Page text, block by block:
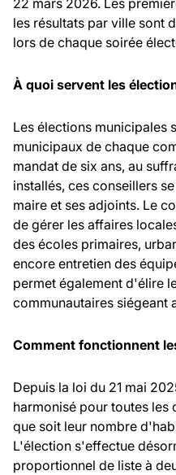
22 mars 2026. Les
les résultats par ville sont
lors de chaque soirée
À quoi servent les
Les élections municipales
municipaux de chaque
mandat de six ans, au
installés, ces conseillers
maire et ses adjoints. Le
de gérer les affaires
des écoles primaires,
encore entretien des
permet également d'élire
communautaires siégeant
Comment fonctionnent
Depuis la loi du 21 mai
harmonisé pour toutes les
que soit leur nombre
L'élection s'effectue
proportionnel de liste à